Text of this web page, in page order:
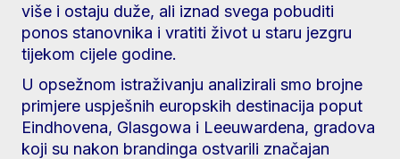
više i ostaju duže, ali iznad svega pobuditi
ponos stanovnika i vratiti život u staru jezgru
tijekom cijele godine.
U opsežnom istraživanju analizirali smo brojne
primjere uspješnih europskih destinacija poput
Eindhovena, Glasgowa i Leeuwardena, gradova
koji su nakon brandinga ostvarili značajan